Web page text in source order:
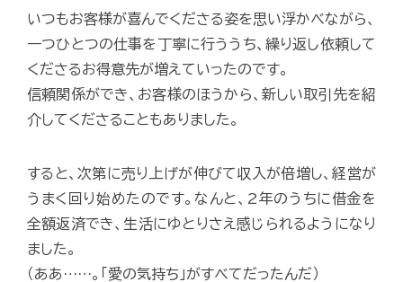
いつもお客様が喜んでくださる姿を思い浮かべながら、
一つひとつの仕事を丁寧に行ううち、繰り返し依頼して
くださるお得意先が増えていったのです。
信頼関係ができ、お客様のほうから、新しい取引先を紹
介してくださることもありました。
すると、次第に売り上げが伸びて収入が倍増し、経営が
うまく回り始めたのです。なんと、2年のうちに借金を
全額返済でき、生活にゆとりさえ感じられるようになり
ました。
（ああ……。「愛の気持ち」がすべてだったんだ）